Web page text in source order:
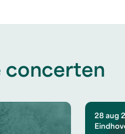
concerten
28 aug